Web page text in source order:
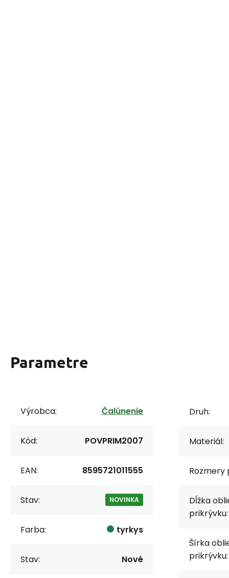
Parametre
Výrobca: Čalúnenie
Kód: POVPRIM2007
EAN: 8595721011555
Stav: NOVINKA
Farba: tyrkys
Stav: Nové
Druh:
Materiál:
Rozmery
Dĺžka
prikrývku:
Šírka
prikrývku: